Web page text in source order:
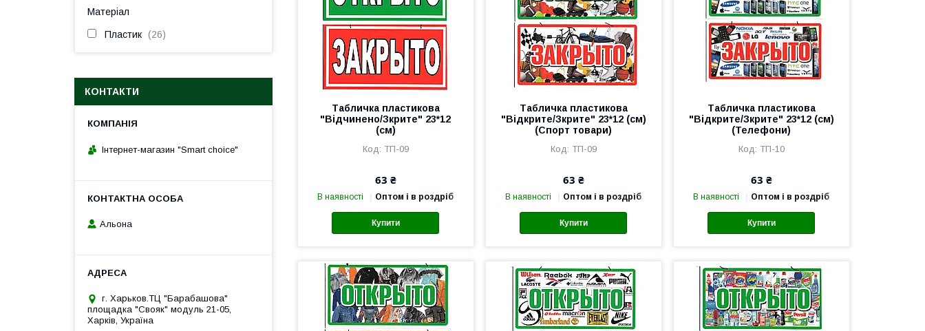
Табличка пластикова
"Відчинено/Зкрите" 23*12
(см)
ТП-09
63 ₴
В наявності Оптом і в роздріб
Купити
Табличка пластикова
"Відкрите/Зкрите" 23*12 (см)
(Спорт товари)
ТП-09
63 ₴
В наявності Оптом і в роздріб
Купити
Табличка пластикова
"Відкрите/Зкрите" 23*12 (см)
(Телефони)
ТП-10
63 ₴
В наявності Оптом і в роздріб
Купити
Матеріал
Пластик 26
КОНТАКТИ
Інтернет-магазин "Smart choice"
Альона
г. Харьков.ТЦ "Барабашова"
площадка "Свояк" модуль 21-05,
Харків, Україна